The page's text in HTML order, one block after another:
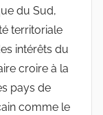
du Sud,
territoriale
intérêts du
croire à la
pays de
comme le